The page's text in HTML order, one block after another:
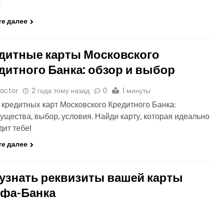
далее
карты Московского
Банка: обзор и выбор
2 года тому назад 0 1 минуты
карт Московского Кредитного Банка:
выбор, условия. Найди карту, которая идеально
тебе!
далее
реквизиты вашей карты
Банка